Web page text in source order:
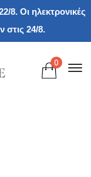
8. Οι ηλεκτρονικές
στις 24/8.
0